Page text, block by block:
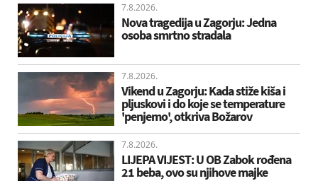
7.8.2026.
Nova tragedija u Zagorju: Jedna
osoba smrtno stradala
7.8.2026.
Vikend u Zagorju: Kada stiže kiša i
pljuskovi i do koje se temperature
'penjemo', otkriva Božarov
7.8.2026.
LIJEPA VIJEST: U OB Zabok rođena
21 beba, ovo su njihove majke